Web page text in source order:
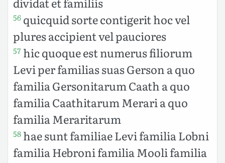
56 quicquid sorte contigerit hoc vel
plures accipient vel pauciores
57 hic quoque est numerus filiorum
Levi per familias suas Gerson a quo
familia Gersonitarum Caath a quo
familia Caathitarum Merari a quo
familia Meraritarum
58 hae sunt familiae Levi familia Lobni
familia Hebroni familia Mooli familia